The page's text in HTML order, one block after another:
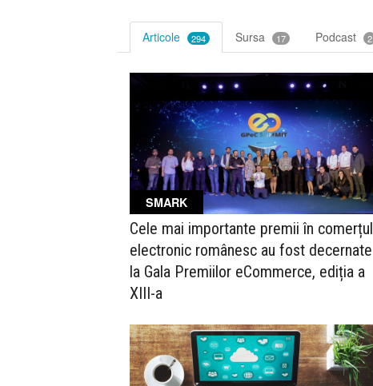
Articole 294 Sursa 17 Podcast 2
SMARK
Cele mai importante premii în comerțul
electronic românesc au fost decernate
la Gala Premiilor eCommerce, ediția a
XIII-a